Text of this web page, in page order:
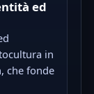
ed
in
che fonde